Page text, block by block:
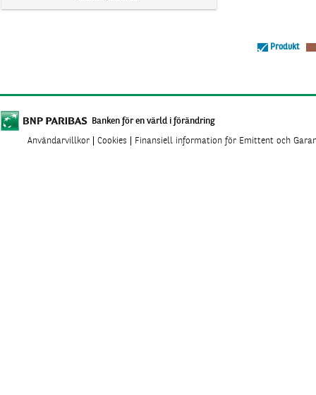
Produkt
Banken för en värld i förändring
Användarvillkor Cookies Finansiell information för Emittent och